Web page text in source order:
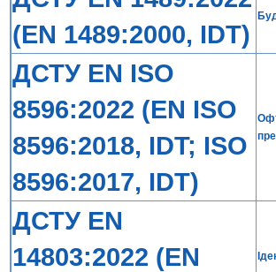
(EN 1489:2000, IDT)
ДСТУ EN ISO
8596:2022 (EN ISO
8596:2018, IDT; ISO
8596:2017, IDT)
ДСТУ EN
14803:2022 (EN